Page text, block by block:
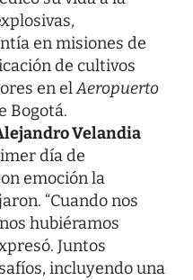
en misiones de
de cultivos
en elAeropuerto
Bogotá.
Velandia
día de
emoción la
“Cuando nos
hubiéramos
Juntos
incluyendo una